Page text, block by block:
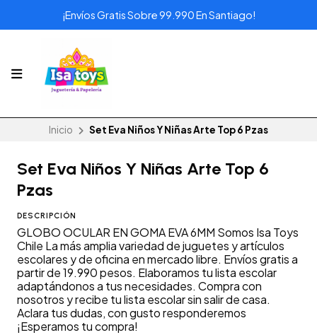
¡Envíos Gratis Sobre 99.990 En Santiago!
Inicio Set Eva Niños Y Niñas Arte Top 6 Pzas
Set Eva Niños Y Niñas Arte Top 6
Pzas
DESCRIPCIÓN
GLOBO OCULAR EN GOMA EVA 6MM Somos Isa Toys
Chile La más amplia variedad de juguetes y artículos
escolares y de oficina en mercado libre. Envíos gratis a
partir de 19.990 pesos. Elaboramos tu lista escolar
adaptándonos a tus necesidades. Compra con
nosotros y recibe tu lista escolar sin salir de casa.
Aclara tus dudas, con gusto responderemos
¡Esperamos tu compra!